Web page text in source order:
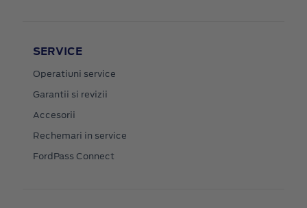
SERVICE
Operatiuni service
Garantii si revizii
Accesorii
Rechemari in service
FordPass Connect